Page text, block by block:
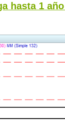
hasta 1